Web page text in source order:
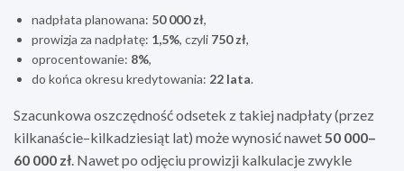
nadpłata planowana: 50 000 zł,
prowizja za nadpłatę: 1,5%, czyli 750 zł,
oprocentowanie: 8%,
do końca okresu kredytowania: 22 lata.
Szacunkowa oszczędność odsetek z takiej nadpłaty (przez
kilkanaście–kilkadziesiąt lat) może wynosić nawet50 000–
60 000 zł. Nawet po odjęciu prowizji kalkulacje zwykle